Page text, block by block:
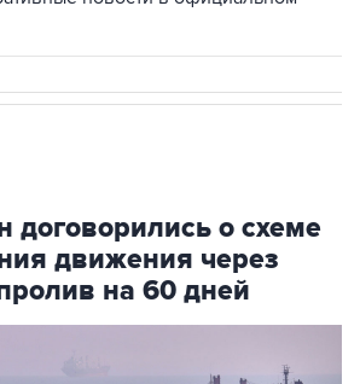
договорились о схеме
движения через
на 60 дней